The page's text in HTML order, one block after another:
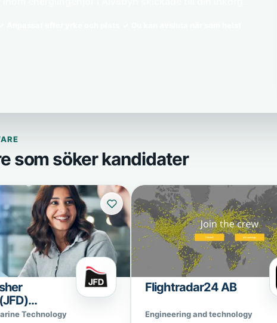
som söker kandidater
Technology
Flightradar24 AB
Engineering and technology